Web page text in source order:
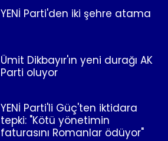
YENİ Parti'den iki şehre atama
Ümit Dikbayır'ın yeni durağı AK
Parti oluyor
YENİ Parti'li Güç'ten iktidara
tepki: "Kötü yönetimin
faturasını Romanlar ödüyor"